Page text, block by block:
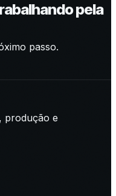
pela
passo.
produção e